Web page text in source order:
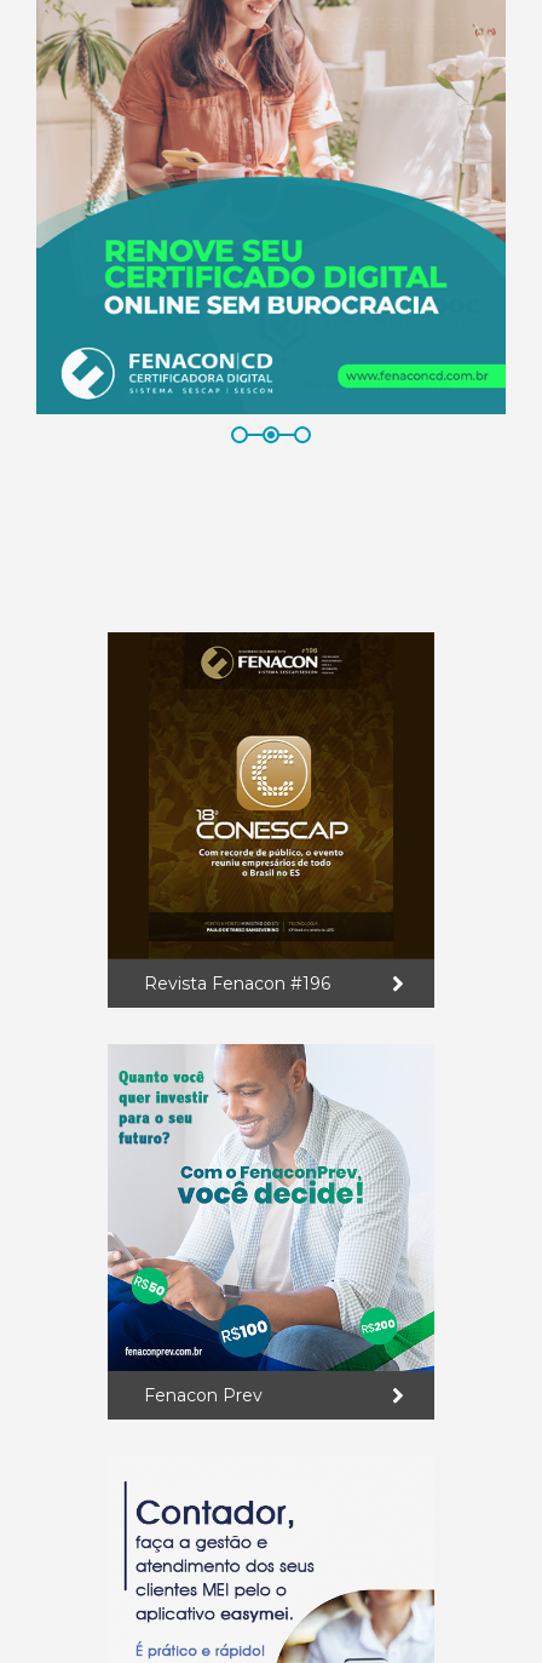
Revista Fenacon #196
Fenacon Prev